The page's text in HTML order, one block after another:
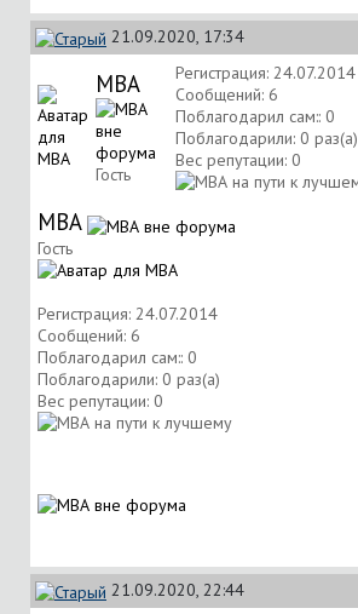
21.09.2020, 17:34
МВА
Гость
Регистрация: 24.07.2014
Сообщений: 6
Поблагодарил сам:: 0
Поблагодарили: 0 раз(а)
Вес репутации: 0
МВА
Гость
Регистрация: 24.07.2014
Сообщений: 6
Поблагодарил сам:: 0
Поблагодарили: 0 раз(а)
Вес репутации: 0
21.09.2020, 22:44